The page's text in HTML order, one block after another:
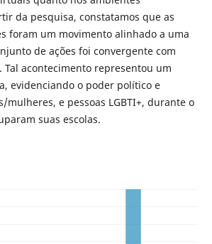
da pesquisa, constatamos que as
foram um movimento alinhado a uma
de ações foi convergente com
Tal acontecimento representou um
evidenciando o poder político e
mulheres, e pessoas LGBTI+, durante o
suas escolas.